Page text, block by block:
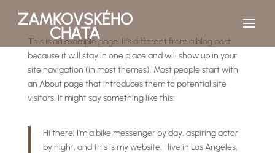
ZAMKOVSKÉHO
CHATA
This is an example page. It’s different from a blog post
because it will stay in one place and will show up in your
site navigation (in most themes). Most people start with
an About page that introduces them to potential site
visitors. It might say something like this:
Hi there! I’m a bike messenger by day, aspiring actor
by night, and this is my website. I live in Los Angeles,